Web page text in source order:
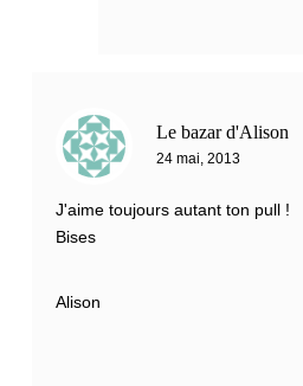
Le bazar d'Alison
24 mai, 2013
J'aime toujours autant ton pull !
Bises
Alison